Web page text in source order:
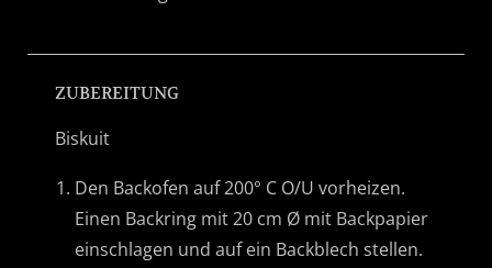
ZUBEREITUNG
Biskuit
Den Backofen auf 200° C O/U vorheizen.
Einen Backring mit 20 cm Ø mit Backpapier
einschlagen und auf ein Backblech stellen.